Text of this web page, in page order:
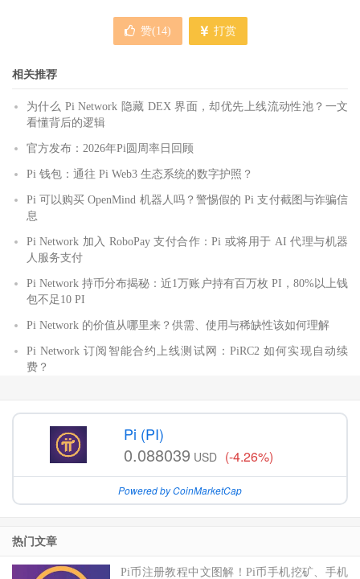
赞(14) 打赏
相关推荐
为什么 Pi Network 隐藏 DEX 界面，却优先上线流动性池？一文
看懂背后的逻辑
官方发布：2026年Pi圆周率日回顾
Pi 钱包：通往 Pi Web3 生态系统的数字护照？
Pi 可以购买 OpenMind 机器人吗？警惕假的 Pi 支付截图与诈骗信
息
Pi Network 加入 RoboPay 支付合作：Pi 或将用于 AI 代理与机器
人服务支付
Pi Network 持币分布揭秘：近1万账户持有百万枚 PI，80%以上钱
包不足10 PI
Pi Network 的价值从哪里来？供需、使用与稀缺性该如何理解
Pi Network 订阅智能合约上线测试网：PiRC2 如何实现自动续
费？
Pi (PI)
0.088039 USD (-4.26%)
Powered by CoinMarketCap
热门文章
Pi币注册教程中文图解！Pi币手机挖矿、手机